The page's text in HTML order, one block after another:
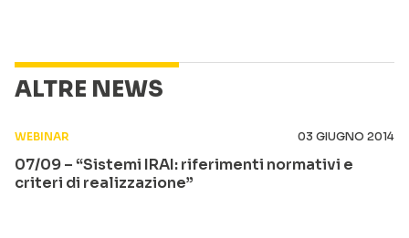
ALTRE NEWS
WEBINAR 03 GIUGNO 2014
07/09 – “Sistemi IRAI: riferimenti normativi e
criteri di realizzazione”